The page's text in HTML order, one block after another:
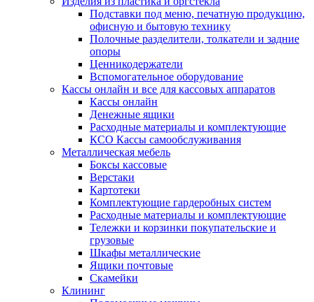
Подставки под меню, печатную продукцию,
офисную и бытовую технику
Полочные разделители, толкатели и задние
опоры
Ценникодержатели
Вспомогательное оборудование
Кассы онлайн и все для кассовых аппаратов
Кассы онлайн
Денежные ящики
Расходные материалы и комплектующие
КСО Кассы самообслуживания
Металлическая мебель
Боксы кассовые
Верстаки
Картотеки
Комплектующие гардеробных систем
Расходные материалы и комплектующие
Тележки и корзинки покупательские и
грузовые
Шкафы металлические
Ящики почтовые
Скамейки
Клининг